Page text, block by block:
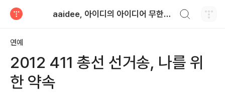
aaidee, 아이디의 아이디어 무한도전
연예
2012 411 총선 선거송, 나를 위
한 약속